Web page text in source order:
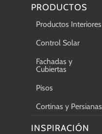
PRODUCTOS
Productos Interiores
Control Solar
Fachadas y
Cubiertas
Pisos
Cortinas y Persianas
INSPIRACIÓN